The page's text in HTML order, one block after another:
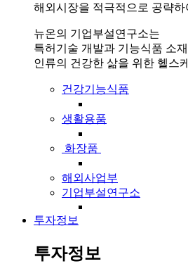
해외시장을 적극적으로 공략
뉴온의 기업부설연구소는
특허기술 개발과 기능식품 소
인류의 건강한 삶을 위한 헬스
건강기능식품
생활용품
화장품
해외사업부
기업부설연구소
투자정보
투자정보